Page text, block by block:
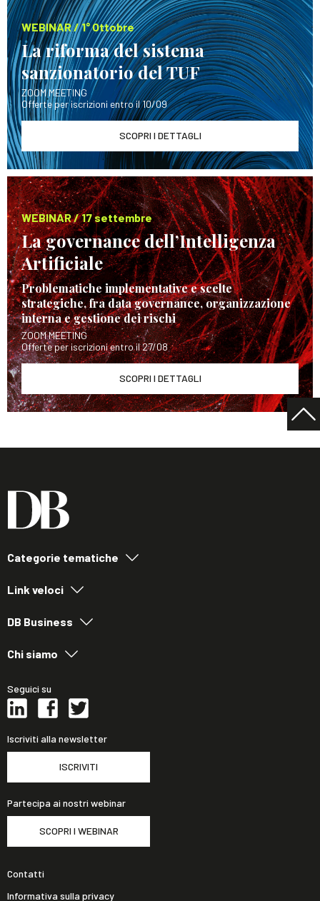
WEBINAR / 1° Ottobre
La riforma del sistema
sanzionatorio del TUF
ZOOM MEETING
Offerte per iscrizioni entro il 10/09
SCOPRI I DETTAGLI
WEBINAR / 17 settembre
La governance dell’Intelligenza
Artificiale
Problematiche implementative e scelte
strategiche, fra data governance, organizzazione
interna e gestione dei rischi
ZOOM MEETING
Offerte per iscrizioni entro il 27/08
SCOPRI I DETTAGLI
Categorie tematiche
Link veloci
DB Business
Chi siamo
Seguici su
Iscriviti alla newsletter
ISCRIVITI
Partecipa ai nostri webinar
SCOPRI I WEBINAR
Contatti
Informativa sulla privacy